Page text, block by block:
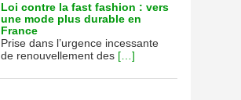
Loi contre la fast fashion : vers
une mode plus durable en
France
Prise dans l’urgence incessante
de renouvellement des […]